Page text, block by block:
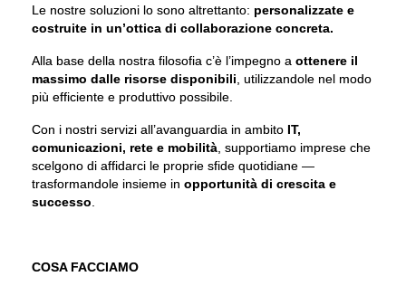
Le nostre soluzioni lo sono altrettanto: personalizzate e
costruite in un’ottica di collaborazione concreta.
Alla base della nostra filosofia c’è l’impegno a ottenere il
massimo dalle risorse disponibili , utilizzandole nel modo
più efficiente e produttivo possibile.
Con i nostri servizi all’avanguardia in ambito IT,
comunicazioni, rete e mobilità , supportiamo imprese che
scelgono di affidarci le proprie sfide quotidiane —
trasformandole insieme in opportunità di crescita e
successo
COSA FACCIAMO